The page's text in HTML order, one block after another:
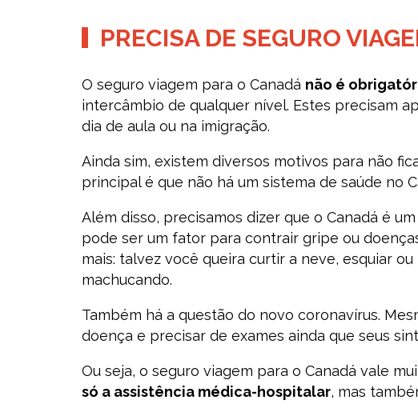
PRECISA DE SEGURO
O seguro viagem para o Canadá não é
intercâmbio de qualquer nível. Estes precisam
dia de aula ou na imigração.
Ainda sim, existem diversos motivos para não
principal é que não há um sistema de saúde no
Além disso, precisamos dizer que o Canadá é
pode ser um fator para contrair gripe ou
mais: talvez você queira curtir a neve, esquiar
machucando.
Também há a questão do novo coronavírus.
doença e precisar de exames ainda que seus
Ou seja, o seguro viagem para o Canadá vale
só a assistência médica-hospitalar, mas